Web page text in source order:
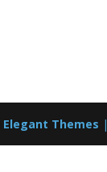
Elegant Themes